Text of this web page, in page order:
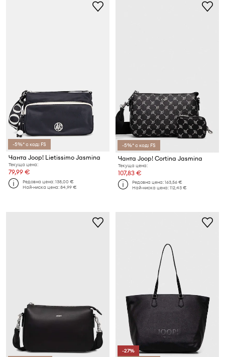
-5%* с код: FS
Чанта Joop! Lietissimo Jasmina
Текуща цена:
79,99 €
Редовна цена:138,00 €
Най-ниска цена:84,99 €
-5%* с код: FS
Чанта Joop! Cortina Jasmina
Текуща цена:
107,83 €
Редовна цена:163,56 €
Най-ниска цена:112,43 €
-27%